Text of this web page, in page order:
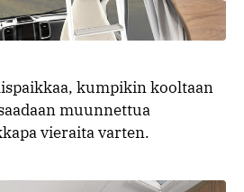
kumpikin kooltaan
muunnettua
vieraita varten.